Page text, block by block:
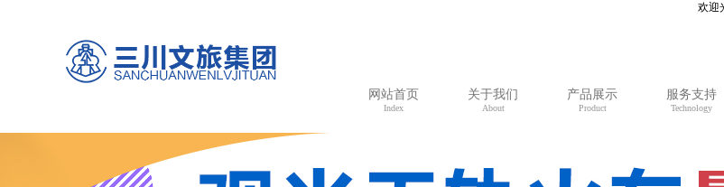
欢迎光临河南三
网站首页
Index
关于我们
About
产品展示
Product
服务支持
Technology